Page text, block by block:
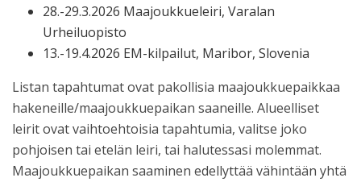
28.-29.3.2026 Maajoukkueleiri, Varalan
Urheiluopisto
13.-19.4.2026 EM-kilpailut, Maribor, Slovenia
Listan tapahtumat ovat pakollisia maajoukkuepaikkaa
hakeneille/maajoukkuepaikan saaneille. Alueelliset
leirit ovat vaihtoehtoisia tapahtumia, valitse joko
pohjoisen tai etelän leiri, tai halutessasi molemmat.
Maajoukkuepaikan saaminen edellyttää vähintään yhtä